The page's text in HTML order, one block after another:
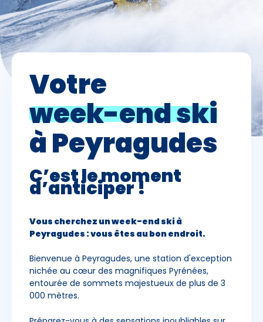
Adultes - +
Enfants
- de 17 ans
Etudiants - +
Avec assurance ?
?
Votre
week-end ski
à Peyragudes
C’est le moment
d’anticiper !
Vous cherchez unweek-end ski à
Peyragudes : vous êtes au bon endroit.
Bienvenue à Peyragudes, une station d'exception
nichée au cœur des magnifiques Pyrénées,
entourée de sommets majestueux de plus de 3
000 mètres.